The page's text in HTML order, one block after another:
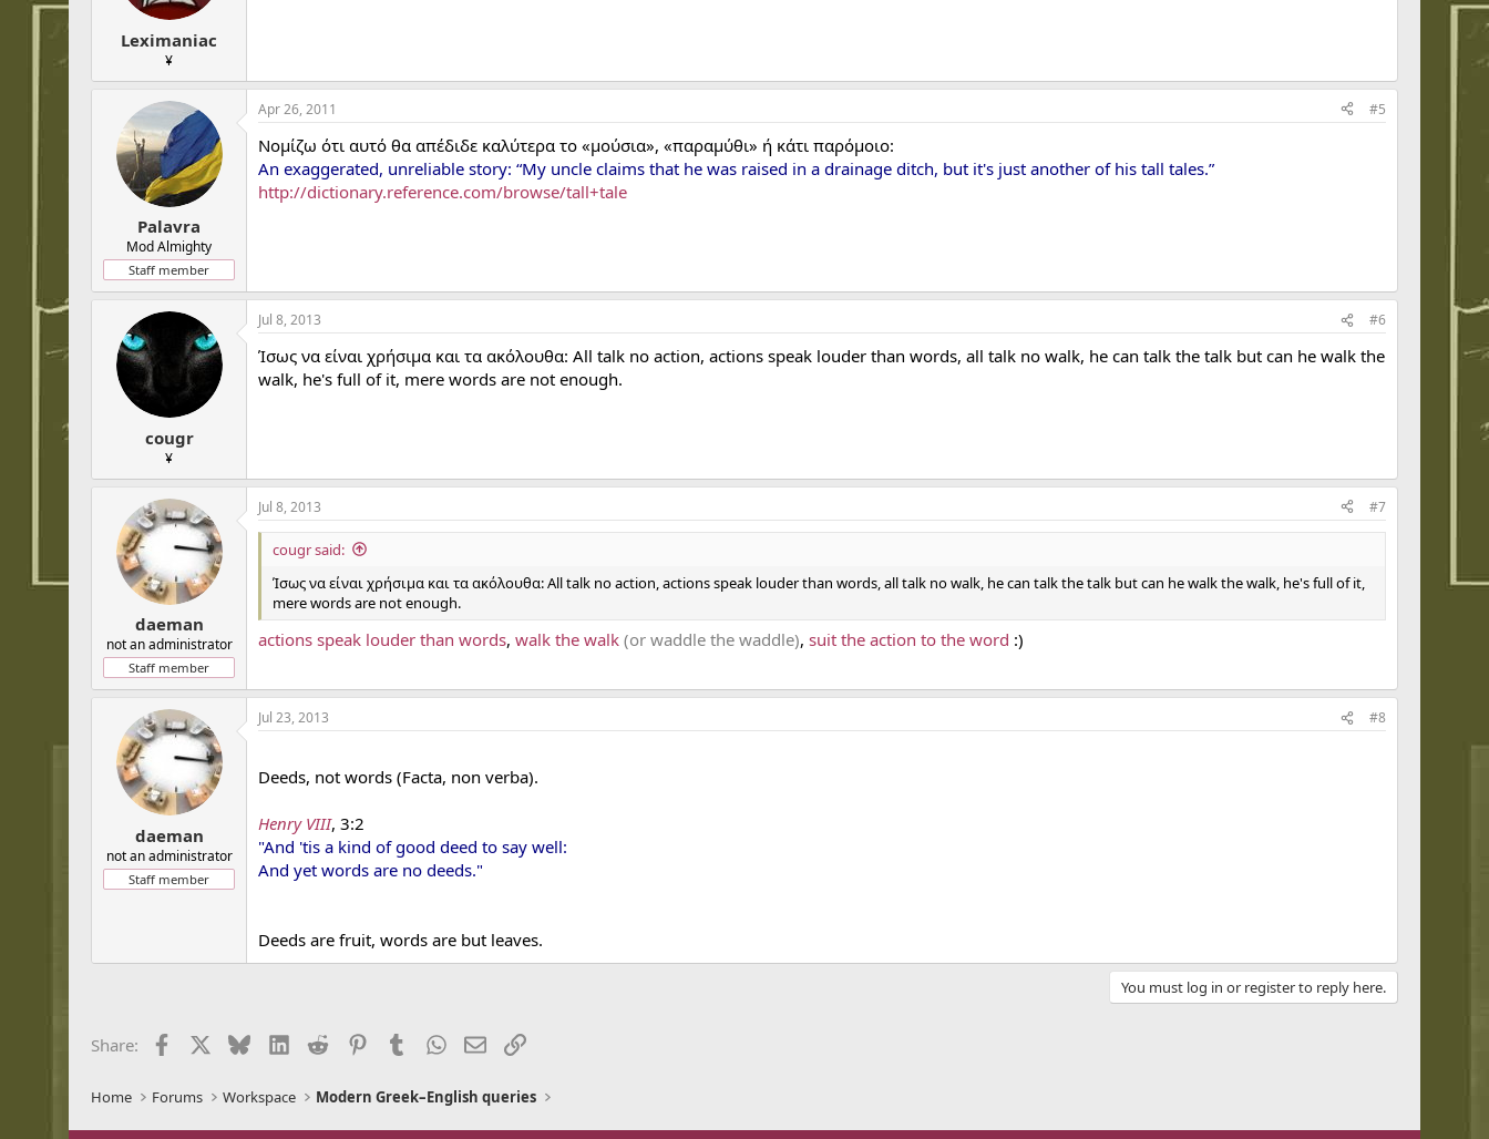
Leximaniac
¥
Palavra
Mod Almighty
Staff member
Apr 26, 2011 #5
Νομίζω ότι αυτό θα απέδιδε καλύτερα το «μούσια», «παραμύθι» ή κάτι παρόμοιο:
An exaggerated, unreliable story: “My uncle claims that he was raised in a drainage ditch, but it's just another of his tall tales.”
http://dictionary.reference.com/browse/tall+tale
cougr
¥
Jul 8, 2013 #6
Ίσως να είναι χρήσιμα και τα ακόλουθα: All talk no action, actions speak louder than words, all talk no walk, he can talk the talk but can he walk the
walk, he's full of it, mere words are not enough.
daeman
not an administrator
Staff member
Jul 8, 2013 #7
cougr said:
Ίσως να είναι χρήσιμα και τα ακόλουθα: All talk no action, actions speak louder than words, all talk no walk, he can talk the talk but can he walk the walk, he's full of it,
mere words are not enough.
actions speak louder than words, walk the walk (or waddle the waddle), suit the action to the word :)
daeman
not an administrator
Staff member
Jul 23, 2013 #8
Deeds, not words (Facta, non verba).
Henry VIII, 3:2
"And 'tis a kind of good deed to say well:
And yet words are no deeds."
Deeds are fruit, words are but leaves.
You must log in or register to reply here.
Share: Facebook BlueskyLinkedIn
Reddit PinterestTumblrWhatsApp
EmailLink
Home Forums Workspace Modern Greek–English queries